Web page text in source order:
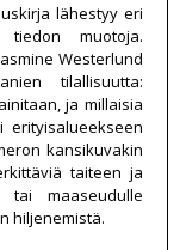
lähestyy eri
tiedon muotoja.
Westerlund
tilallisuutta:
ja millaisia
erityisalueekseen
kansikuvakin
taiteen ja
tai maaseudulle
hiljenemistä.